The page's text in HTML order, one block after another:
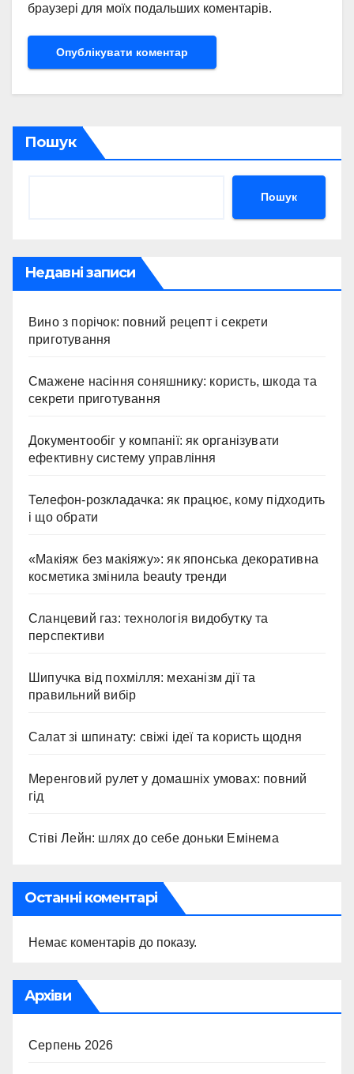
браузері для моїх подальших коментарів.
Пошук
Пошук
Недавні записи
Вино з порічок: повний рецепт і секрети
приготування
Смажене насіння соняшнику: користь, шкода та
секрети приготування
Документообіг у компанії: як організувати
ефективну систему управління
Телефон-розкладачка: як працює, кому підходить
і що обрати
«Макіяж без макіяжу»: як японська декоративна
косметика змінила beauty тренди
Сланцевий газ: технологія видобутку та
перспективи
Шипучка від похмілля: механізм дії та
правильний вибір
Салат зі шпинату: свіжі ідеї та користь щодня
Меренговий рулет у домашніх умовах: повний
гід
Стіві Лейн: шлях до себе доньки Емінема
Останні коментарі
Немає коментарів до показу.
Архіви
Серпень 2026